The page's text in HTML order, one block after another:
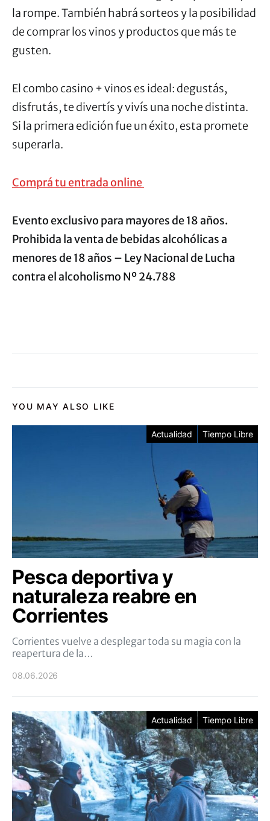
la rompe. También habrá sorteos y la posibilidad
de comprar los vinos y productos que más te
gusten.
El combo casino + vinos es ideal: degustás,
disfrutás, te divertís y vivís una noche distinta.
Si la primera edición fue un éxito, esta promete
superarla.
Comprá tu entrada online
Evento exclusivo para mayores de 18 años.
Prohibida la venta de bebidas alcohólicas a
menores de 18 años – Ley Nacional de Lucha
contra el alcoholismo Nº 24.788
YOU MAY ALSO LIKE
Actualidad Tiempo Libre
Pesca deportiva y
naturaleza reabre en
Corrientes
Corrientes vuelve a desplegar toda su magia con la
reapertura de la…
08.06.2026
Actualidad Tiempo Libre